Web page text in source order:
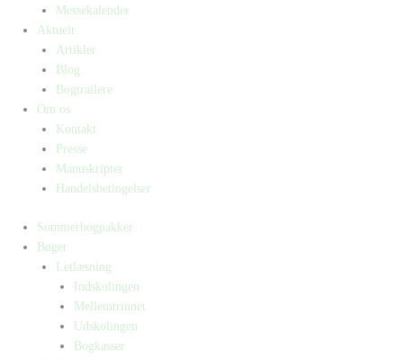
Messekalender
Aktuelt
Artikler
Blog
Bogtrailere
Om os
Kontakt
Presse
Manuskripter
Handelsbetingelser
Sommerbogpakker
Bøger
Letlæsning
Indskolingen
Mellemtrinnet
Udskolingen
Bogkasser